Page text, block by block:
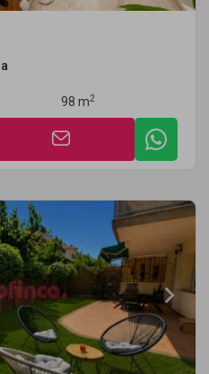
98 m2